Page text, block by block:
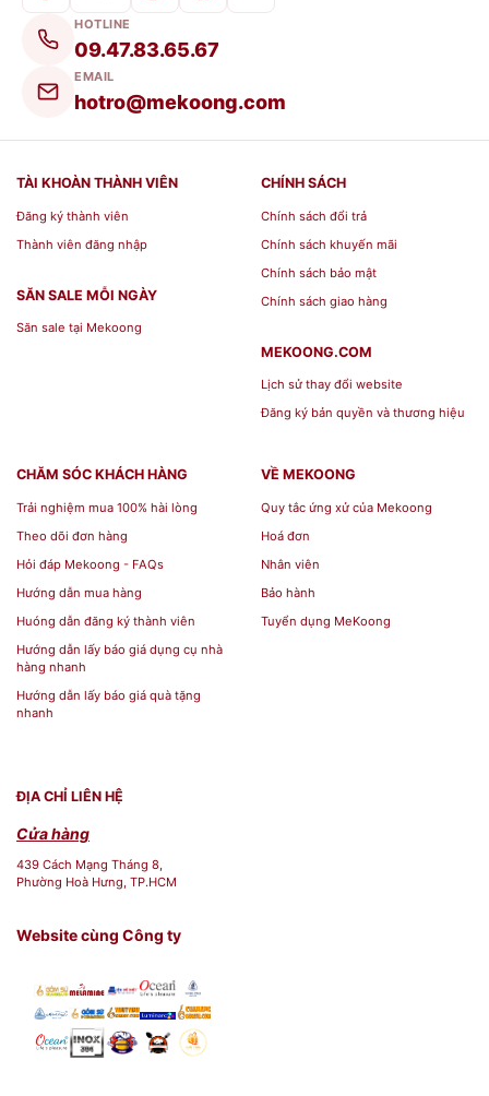
HOTLINE
09.47.83.65.67
EMAIL
hotro@mekoong.com
TÀI KHOÀN THÀNH VIÊN
Đăng ký thành viên
Thành viên đăng nhập
SĂN SALE MỖI NGÀY
Săn sale tại Mekoong
CHÍNH SÁCH
Chính sách đổi trả
Chính sách khuyến mãi
Chính sách bảo mật
Chính sách giao hàng
MEKOONG.COM
Lịch sử thay đổi website
Đăng ký bản quyền và thương hiệu
CHĂM SÓC KHÁCH HÀNG
Trải nghiệm mua 100% hài lòng
Theo dõi đơn hàng
Hỏi đáp Mekoong - FAQs
Hướng dẫn mua hàng
Huóng dẫn đăng ký thành viên
Hướng dẫn lấy báo giá dụng cụ nhà
hàng nhanh
Hướng dẫn lấy báo giá quà tặng
nhanh
VỀ MEKOONG
Quy tắc ứng xử của Mekoong
Hoá đơn
Nhân viên
Bảo hành
Tuyển dụng MeKoong
ĐỊA CHỈ LIÊN HỆ
Cửa hàng
439 Cách Mạng Tháng 8,
Phường Hoà Hưng, TP.HCM
Website cùng Công ty